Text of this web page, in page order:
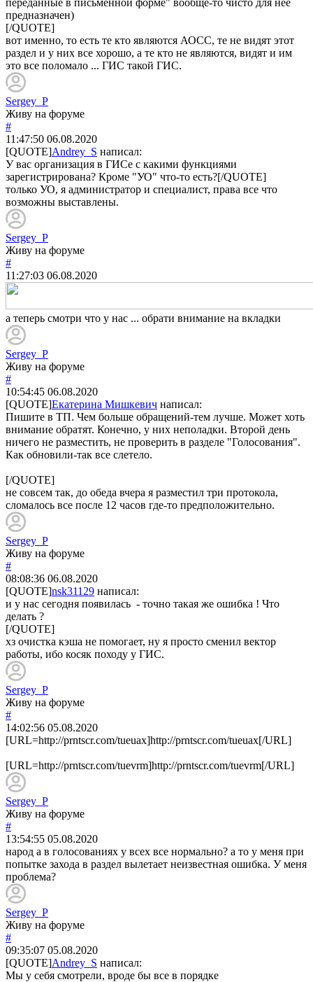
предназначен)
[/QUOTE]
вот именно, то есть те кто являются АОСС, те не видят этот
раздел и у них все хорошо, а те кто не являются, видят и им
это все поломало ... ГИС такой ГИС.
Sergey_P
Живу на форуме
#
11:47:50 06.08.2020
[QUOTE]Andrey_S написал:
У вас организация в ГИСе с какими функциями
зарегистрирована? Кроме "УО" что-то есть?[/QUOTE]
только УО, я администратор и специалист, права все что
возможны выставлены.
Sergey_P
Живу на форуме
#
11:27:03 06.08.2020
а теперь смотри что у нас ... обрати внимание на вкладки
Sergey_P
Живу на форуме
#
10:54:45 06.08.2020
[QUOTE]Екатерина Мишкевич написал:
Пишите в ТП. Чем больше обращений-тем лучше. Может хоть
внимание обратят. Конечно, у них неполадки. Второй день
ничего не разместить, не проверить в разделе "Голосования".
Как обновили-так все слетело.
[/QUOTE]
не совсем так, до обеда вчера я разместил три протокола,
сломалось все после 12 часов где-то предположительно.
Sergey_P
Живу на форуме
#
08:08:36 06.08.2020
[QUOTE]nsk31129 написал:
и у нас сегодня появилась - точно такая же ошибка ! Что
делать ?
[/QUOTE]
хз очистка кэша не помогает, ну я просто сменил вектор
работы, ибо косяк походу у ГИС.
Sergey_P
Живу на форуме
#
14:02:56 05.08.2020
[URL=http://prntscr.com/tueuax]http://prntscr.com/tueuax[/URL]
[URL=http://prntscr.com/tuevrm]http://prntscr.com/tuevrm[/URL]
Sergey_P
Живу на форуме
#
13:54:55 05.08.2020
народ а в голосованиях у всех все нормально? а то у меня при
попытке захода в раздел вылетает неизвестная ошибка. У меня
проблема?
Sergey_P
Живу на форуме
#
09:35:07 05.08.2020
[QUOTE]Andrey_S написал:
Мы у себя смотрели, вроде бы все в порядке